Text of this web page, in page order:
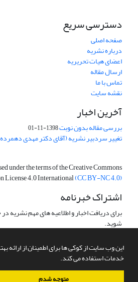
این وب سایت از کوکی ها برای اطمینان از ارائه
خدمات استفاده می کند.
متوجه شدم
دسترسی سریع
صفحه اصلی
درباره نشریه
اعضای هیات تحریریه
ارسال مقاله
تماس با ما
نقشه سایت
آخرین اخبار
بررسی مقاله بدون نوبت1398-11-01
تغییر سردبیر نشریه (آقای دکتر مهدی
under the terms of the Creative Commons
License 4.0 International(CC BY-NC 4.0)
اشتراک خبرنامه
برای دریافت اخبار و اطلاعیه های مهم نشریه
شوید.